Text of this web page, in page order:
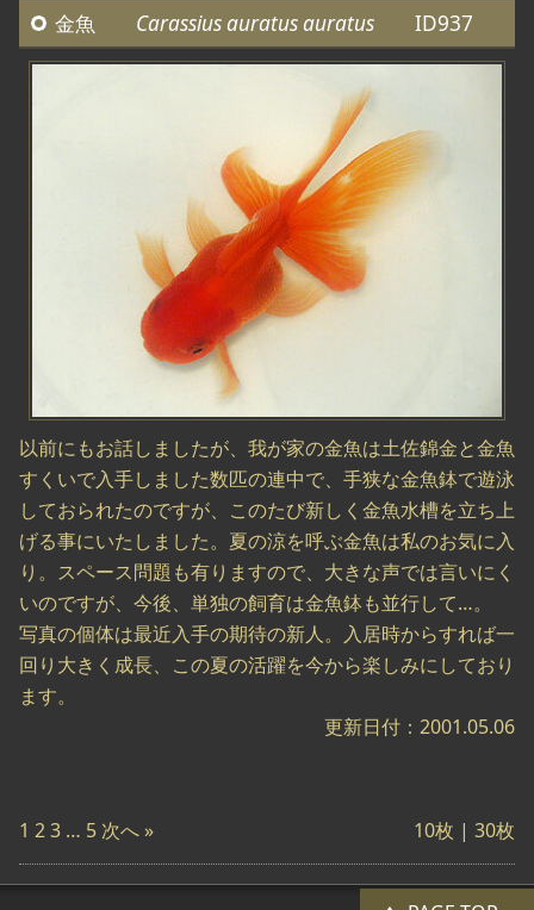
金魚 Carassius auratus auratus ID937
以前にもお話しましたが、我が家の金魚は土佐錦金と金魚
すくいで入手しました数匹の連中で、手狭な金魚鉢で遊泳
しておられたのですが、このたび新しく金魚水槽を立ち上
げる事にいたしました。夏の涼を呼ぶ金魚は私のお気に入
り。スペース問題も有りますので、大きな声では言いにく
いのですが、今後、単独の飼育は金魚鉢も並行して…。
写真の個体は最近入手の期待の新人。入居時からすれば一
回り大きく成長、この夏の活躍を今から楽しみにしており
ます。
更新日付：2001.05.06
1 23 … 5 次へ » 10枚 | 30枚